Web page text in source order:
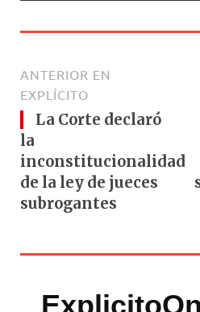
ANTERIOR EN
EXPLÍCITO
La Corte declaró
la
inconstitucionalidad
de la ley de jueces
subrogantes